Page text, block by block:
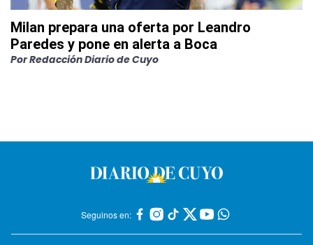
Milan prepara una oferta por Leandro
Paredes y pone en alerta a Boca
PorRedacción Diario de Cuyo
Seguinos en: